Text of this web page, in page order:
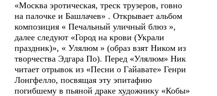
«Москва эротическая, треск трузеров, говно
на палочке и Башлачев» . Открывает альбом
композиция « Печальный уличный блюз »,
далее следуют «Город на крови (Украли
праздник)», « Улялюм » (образ взят Ником из
творчества Эдгара По). Перед «Улялюм» Ник
читает отрывок из «Песни о Гайавате» Генри
Лонгфелло, посвящая эту эпитафию
погибшему в пьяной драке художнику «Кобы»